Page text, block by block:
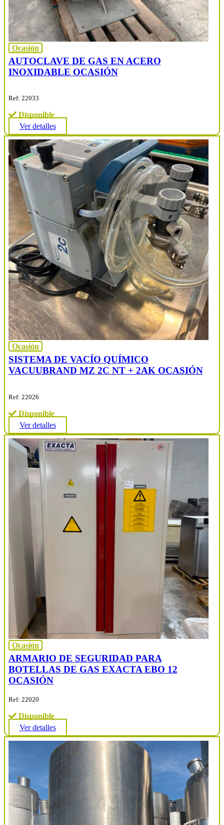
Ocasión
AUTOCLAVE DE GAS EN ACERO
INOXIDABLE OCASIÓN
Ref: 22033
Disponible
Ver detalles
Ocasión
SISTEMA DE VACÍO QUÍMICO
VACUUBRAND MZ 2C NT + 2AK OCASIÓN
Ref: 22026
Disponible
Ver detalles
Ocasión
ARMARIO DE SEGURIDAD PARA
BOTELLAS DE GAS EXACTA EBO 12
OCASIÓN
Ref: 22020
Disponible
Ver detalles